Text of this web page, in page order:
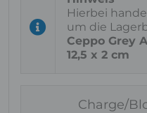
Hierbei
um die
Ceppo Grey
12,5 x 2 cm
Charge/